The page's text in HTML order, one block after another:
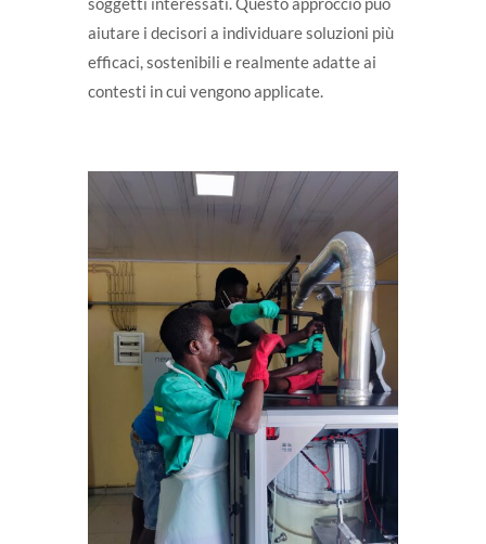
aiutare i decisori a individuare soluzioni più
efficaci, sostenibili e realmente adatte ai
contesti in cui vengono applicate.